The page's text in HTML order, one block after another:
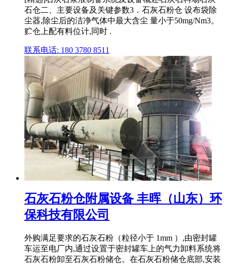
石仓二、主要设备及关键参数3．石灰石粉仓 设布袋除
尘器,除尘后的洁净气体中最大含尘 量小于50mg/Nm3。
贮仓上配有料位计,同时 .
联系电话: 180 3780 8511
石灰石粉仓附属设备 丰晖（山东）环
保科技有限公司
外购满足要求的石灰石粉（粒径小于 1mm ）,由密封罐
车运至电厂内,通过设置于密封罐车上的气力卸料系统将
石灰石粉卸至石灰石粉储仓。在石灰石粉储仓底部,安装